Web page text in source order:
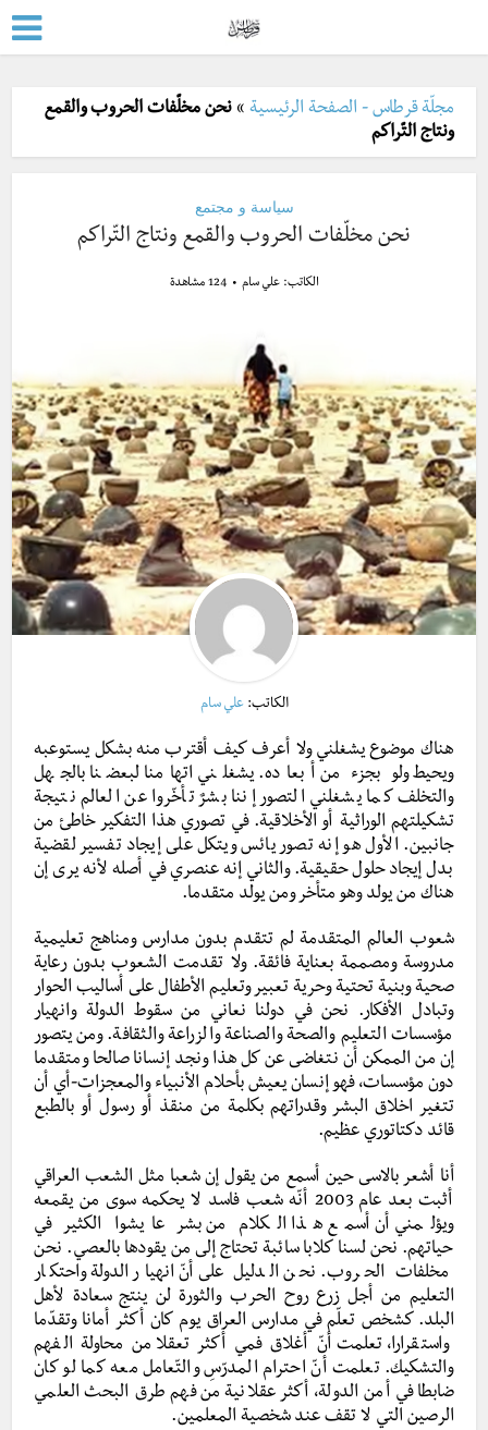
مجلّة قرطاس - الصفحة الرئيسية »نحن مخلّفات الحروب والقمع
ونتاج التّراكم
سياسة و مجتمع
نحن مخلّفات الحروب والقمع ونتاج التّراكم
الكاتب:علي سام 124 مشاهدة
الكاتب:علي سام
هناك موضوع يشغلني ولا أعرف كيف أقترب منه بشكل يستوعبه
ويحيط ولو بجزء من أبعاده. يشغلني اتهامنا لبعضنا بالجهل
والتخلف كما يشغلني التصور إننا بشرٌ تأخّروا عن العالم نتيجة
تشكيلتهم الوراثية أو الأخلاقية. في تصوري هذا التفكير خاطئ من
جانبين. الأول هو إنه تصور يائس ويتكل على إيجاد تفسير لقضية
بدل إيجاد حلول حقيقية. والثاني إنه عنصري في أصله لأنه يرى إن
هناك من يولد وهو متأخر ومن يولد متقدما.
شعوب العالم المتقدمة لم تتقدم بدون مدارس ومناهج تعليمية
مدروسة ومصممة بعناية فائقة. ولا تقدمت الشعوببدون رعاية
صحية وبنية تحتية وحرية تعبير وتعليم الأطفال على أساليب الحوار
وتبادل الأفكار. نحن في دولنا نعاني من سقوط الدولة وانهيار
مؤسسات التعليم والصحة والصناعة والزراعة والثقافة. ومن يتصور
إن من الممكن أن نتغاضى عن كل هذا ونجد إنسانا صالحا ومتقدما
دون مؤسسات، فهو إنسان يعيش بأحلام الأنبياء والمعجزات-أي أن
تتغير اخلاق البشر وقدراتهم بكلمة من منقذ أو رسول أو بالطبع
قائد دكتاتوري عظيم.
أنا أشعر بالاسى حين أسمع من يقول إن شعبا مثل الشعب العراقي
أثبت بعد عام 2003 أنّه شعب فاسد لا يحكمه سوى من يقمعه
ويؤلمني أن أسمع هذا الكلام من بشر عايشوا الكثير في
حياتهم. نحن لسنا كلابا سائبة تحتاج إلى من يقودها بالعصي. نحن
مخلفات الحروب. نحن الدليل على أنّ انهيار الدولة واحتكار
التعليم من أجل زرع روح الحرب والثورة لن ينتج سعادة لأهل
البلد. كشخص تعلّم في مدارس العراق يوم كان أكثر أمانا وتقدّما
واستقرارا، تعلمت أنّ أغلاق فمي أكثر تعقلا من محاولة الفهم
والتشكيك. تعلمت أنّ احترام المدرّسِ والتّعامل معه كما لو كان
ضابطا في أمن الدولة، أكثر عقلانية من فهم طرق البحث العلمي
الرصين التي لا تقف عند شخصية المعلمين.